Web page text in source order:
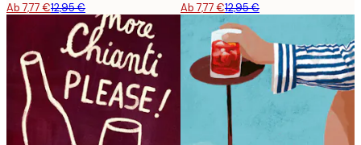
Ab 7,77 €12,95 € Ab 7,77 €12,95 €